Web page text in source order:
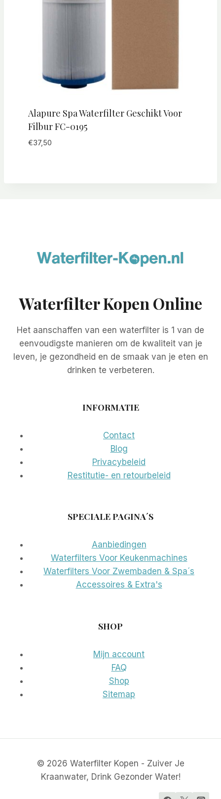
Alapure Spa Waterfilter Geschikt Voor
Filbur FC-0195
€37,50
Waterfilter Kopen Online
Het aanschaffen van een waterfilter is 1 van de
eenvoudigste manieren om de kwaliteit van je
leven, je gezondheid en de smaak van je eten en
drinken te verbeteren.
INFORMATIE
Contact
Blog
Privacybeleid
Restitutie- en retourbeleid
SPECIALE PAGINA´S
Aanbiedingen
Waterfilters Voor Keukenmachines
Waterfilters Voor Zwembaden & Spa´s
Accessoires & Extra's
SHOP
Mijn account
FAQ
Shop
Sitemap
© 2026 Waterfilter Kopen - Zuiver Je
Kraanwater, Drink Gezonder Water!